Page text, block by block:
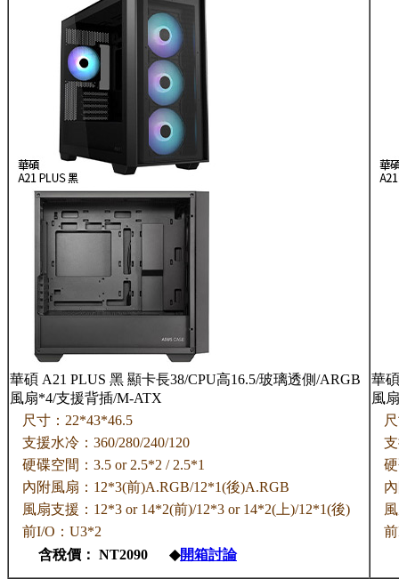
華碩 A21 PLUS 黑 顯卡長38/CPU高16.5/玻璃透側/ARGB
風扇*4/支援背插/M-ATX
尺寸：22*43*46.5
支援水冷：360/280/240/120
硬碟空間：3.5 or 2.5*2 / 2.5*1
內附風扇：12*3(前)A.RGB/12*1(後)A.RGB
風扇支援：12*3 or 14*2(前)/12*3 or 14*2(上)/12*1(後)
前I/O：U3*2
含稅價： NT2090 ◆開箱討論
華
風